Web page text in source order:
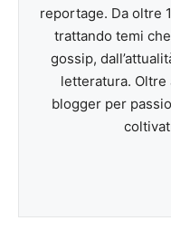
reportage. Da oltre
trattando temi
gossip,
letteratura. Oltre
blogger per